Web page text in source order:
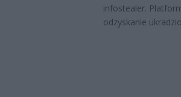
infostealer.
odzyskanie